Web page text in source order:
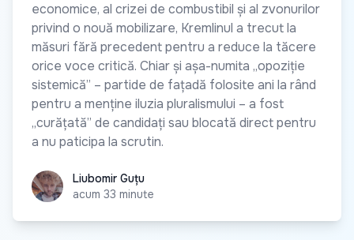
economice, al crizei de combustibil și al zvonurilor
privind o nouă mobilizare, Kremlinul a trecut la
măsuri fără precedent pentru a reduce la tăcere
orice voce critică. Chiar și așa-numita „opoziție
sistemică” – partide de fațadă folosite ani la rând
pentru a menține iluzia pluralismului – a fost
„curățată” de candidați sau blocată direct pentru
a nu paticipa la scrutin.
Liubomir Guțu
Liubomir Guțu
acum 33 minute